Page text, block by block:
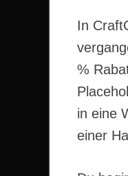
In
%
in eine
einer